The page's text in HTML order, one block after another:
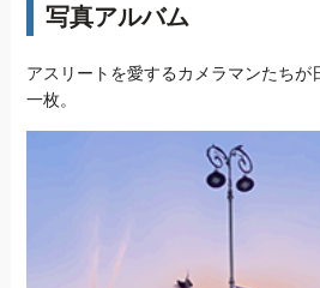
写真アルバム
アスリートを愛するカメラマンたちが
一枚。